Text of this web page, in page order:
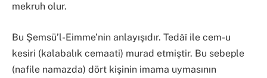
mekruh olur.
​Bu Şemsü’l-Eimme’nin anlayışıdır. Tedâî ile cem-u
kesiri (kalabalık cemaati) murad etmiştir. Bu sebeple
(nafile namazda) dört kişinin imama uymasının